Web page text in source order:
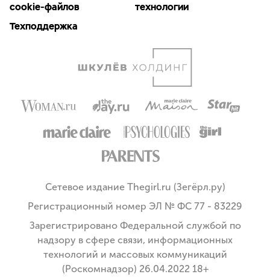
cookie-файлов
технологии
Техподдержка
Сетевое издание Thegirl.ru (Зегёрл.ру)
Регистрационный номер ЭЛ № ФС 77 - 83229
Зарегистрировано Федеральной службой по
надзору в сфере связи, информационных
технологий и массовых коммуникаций
(Роскомнадзор) 26.04.2022 18+